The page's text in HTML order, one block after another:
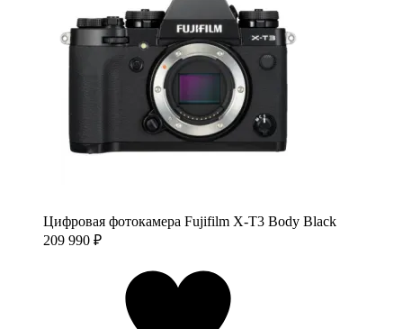
Цифровая фотокамера Fujifilm X-T3 Body Black
209 990 ₽